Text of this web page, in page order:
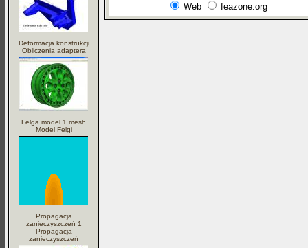
Deformacja konstrukcji
Obliczenia adaptera
Felga model 1 mesh
Model Felgi
Propagacja
zanieczyszczeń 1
Propagacja
zanieczyszczeń
Web feazone.org